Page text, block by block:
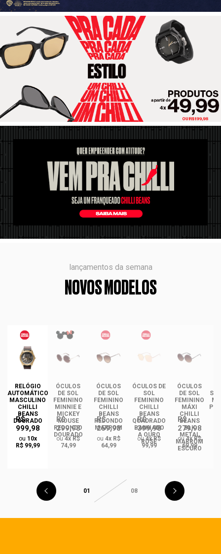
lançamentos da semana
NOVOS MODELOS
RELÓGIO
AUTOMÁTICO
MASCULINO
CHILLI
BEANS
DOURADO
R$
999,98
ou 10x
R$ 99,99
ÓCULOS
DE SOL
FEMININO
MINNIE E
MICKEY
MOUSE
REDONDO
DOURADO
R$
299,98
ou4x R$
74,99
ÓCULOS
DE SOL
FEMININO
CHILLI
BEANS
REDONDO
MARROM
R$
259,98
ou 4x R$
64,99
ÓCULOS DE
SOL
FEMININO
CHILLI
BEANS
QUADRADO
BANHADO
A OURO
ROSÉ
R$
399,98
ou4x R$
99,99
ÓCULOS
DE SOL
FEMININO
MÁXI
CHILLI
BEANS
BLK
METAL
MARROM
ESCURO
R$
279,98
ou4x R$
69,99
01 08